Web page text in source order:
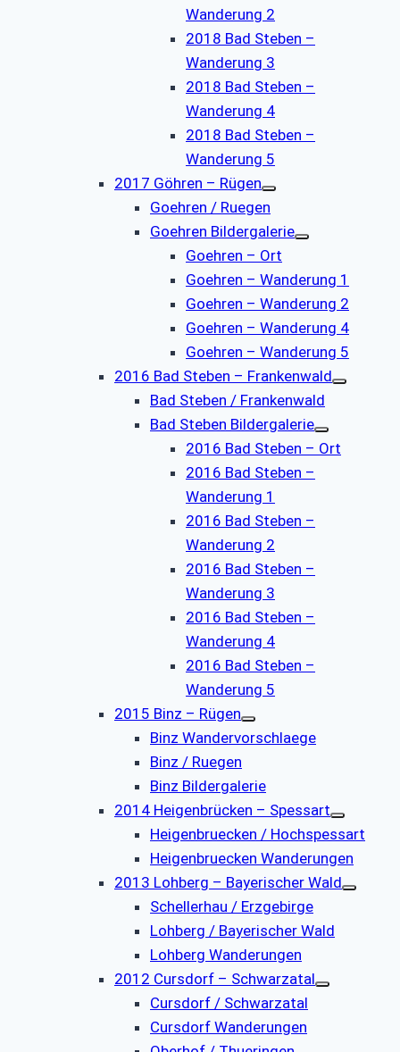
Wanderung 2
2018 Bad Steben –
Wanderung 3
2018 Bad Steben –
Wanderung 4
2018 Bad Steben –
Wanderung 5
2017 Göhren – Rügen
Goehren / Ruegen
Goehren Bildergalerie
Goehren – Ort
Goehren – Wanderung 1
Goehren – Wanderung 2
Goehren – Wanderung 4
Goehren – Wanderung 5
2016 Bad Steben – Frankenwald
Bad Steben / Frankenwald
Bad Steben Bildergalerie
2016 Bad Steben – Ort
2016 Bad Steben –
Wanderung 1
2016 Bad Steben –
Wanderung 2
2016 Bad Steben –
Wanderung 3
2016 Bad Steben –
Wanderung 4
2016 Bad Steben –
Wanderung 5
2015 Binz – Rügen
Binz Wandervorschlaege
Binz / Ruegen
Binz Bildergalerie
2014 Heigenbrücken – Spessart
Heigenbruecken / Hochspessart
Heigenbruecken Wanderungen
2013 Lohberg – Bayerischer Wald
Schellerhau / Erzgebirge
Lohberg / Bayerischer Wald
Lohberg Wanderungen
2012 Cursdorf – Schwarzatal
Cursdorf / Schwarzatal
Cursdorf Wanderungen